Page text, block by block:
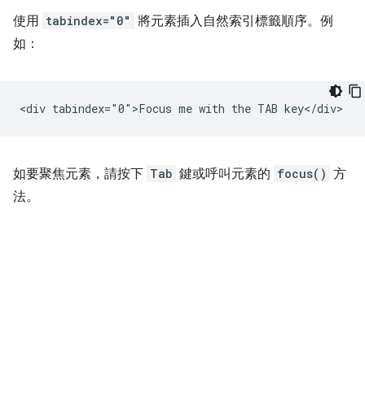
使用 tabindex="0" 將元素插入自然索引標籤順序。例
如：
如要聚焦元素，請按下 Tab 鍵或呼叫元素的 focus() 方
法。